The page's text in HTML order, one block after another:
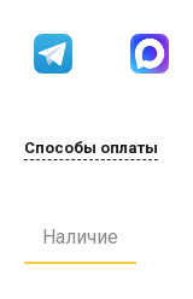
Способы оплаты
Наличие